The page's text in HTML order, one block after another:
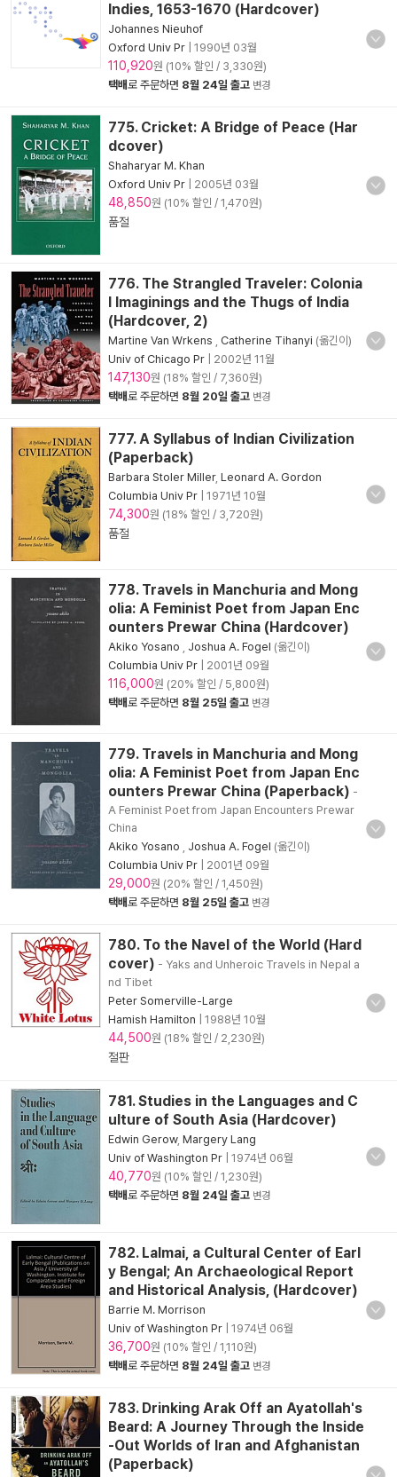
Indies, 1653-1670 (Hardcover)
Johannes Nieuhof
Oxford Univ Pr
1990년 03월
110,920원 (10% 할인 / 3,330원)
택배로 주문하면 8월 24일 출고 변경
775. Cricket: A Bridge of Peace (Har
dcover)
Shaharyar M. Khan
Oxford Univ Pr
2005년 03월
48,850원 (10% 할인 / 1,470원)
품절
776. The Strangled Traveler: Colonia
l Imaginings and the Thugs of India
(Hardcover, 2)
Martine Van Wrkens Catherine Tihanyi (옮긴이)
Univ of Chicago Pr
2002년 11월
147,130원 (18% 할인 / 7,360원)
택배로 주문하면 8월 20일 출고 변경
777. A Syllabus of Indian Civilization
(Paperback)
Barbara Stoler Miller, Leonard A. Gordon
Columbia Univ Pr
1971년 10월
74,300원 (18% 할인 / 3,720원)
품절
778. Travels in Manchuria and Mong
olia: A Feminist Poet from Japan Enc
ounters Prewar China (Hardcover)
Akiko Yosano Joshua A. Fogel (옮긴이)
Columbia Univ Pr
2001년 09월
116,000원 (20% 할인 / 5,800원)
택배로 주문하면 8월 25일 출고 변경
779. Travels in Manchuria and Mong
olia: A Feminist Poet from Japan Enc
ounters Prewar China (Paperback) -
A Feminist Poet from Japan Encounters Prewar
China
Akiko Yosano
Joshua A. Fogel (옮긴이)
Columbia Univ Pr
2001년 09월
29,000원 (20% 할인 / 1,450원)
택배로 주문하면 8월 25일 출고 변경
780. To the Navel of the World (Hard
cover) - Yaks and Unheroic Travels in Nepal a
nd Tibet
Peter Somerville-Large
Hamish Hamilton
1988년 10월
44,500원 (18% 할인 / 2,230원)
절판
781. Studies in the Languages and C
ulture of South Asia (Hardcover)
Edwin Gerow, Margery Lang
Univ of Washington Pr
1974년 06월
40,770원 (10% 할인 / 1,230원)
택배로 주문하면 8월 24일 출고 변경
782. Lalmai, a Cultural Center of Earl
y Bengal; An Archaeological Report
and Historical Analysis, (Hardcover)
Barrie M. Morrison
Univ of Washington Pr
1974년 06월
36,700원 (10% 할인 / 1,110원)
택배로 주문하면 8월 24일 출고 변경
783. Drinking Arak Off an Ayatollah's
Beard: A Journey Through the Inside
-Out Worlds of Iran and Afghanistan
(Paperback)